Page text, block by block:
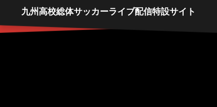
九州高校総体サッカーライブ配信特設サイト